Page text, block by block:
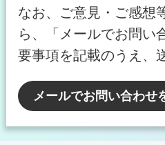
なお、ご意見・ご感想
ら、「メールでお問い
要事項を記載のうえ、
メールでお問い合わせ